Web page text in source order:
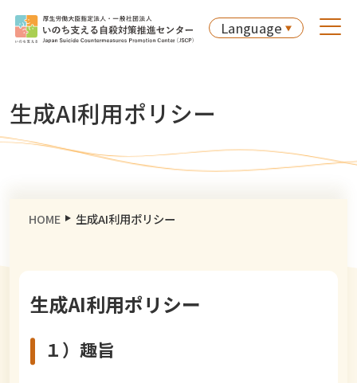
Language
生成AI利用ポリシー
HOME 生成AI利用ポリシー
生成AI利用ポリシー
１）趣旨